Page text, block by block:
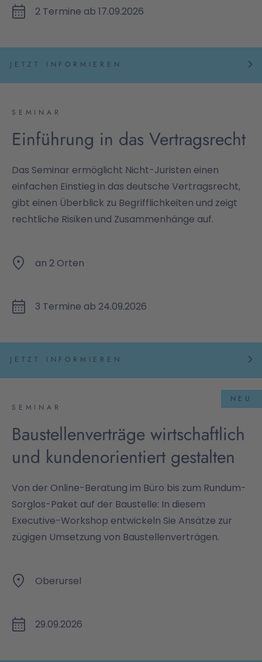
2 Termine ab 17.09.2026
JETZT INFORMIEREN
SEMINAR
Einführung in das Vertragsrecht
Das Seminar ermöglicht Nicht-Juristen einen
einfachen Einstieg in das deutsche Vertragsrecht,
gibt einen Überblick zu Begrifflichkeiten und zeigt
rechtliche Risiken und Zusammenhänge auf.
an 2 Orten
3 Termine ab 24.09.2026
JETZT INFORMIEREN
SEMINAR
Baustellenverträge wirtschaftlich
und kundenorientiert gestalten
NEU
Von der Online-Beratung im Büro bis zum Rundum-
Sorglos-Paket auf der Baustelle: In diesem
Executive-Workshop entwickeln Sie Ansätze zur
zügigen Umsetzung von Baustellenverträgen.
Oberursel
29.09.2026